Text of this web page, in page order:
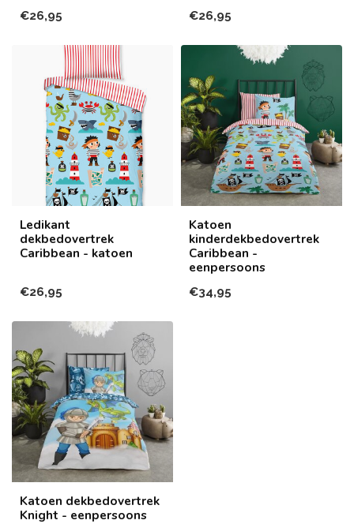
€26,95 €26,95
Ledikant
dekbedovertrek
Caribbean - katoen
€26,95
Katoen
kinderdekbedovertrek
Caribbean -
eenpersoons
€34,95
Katoen dekbedovertrek
Knight - eenpersoons